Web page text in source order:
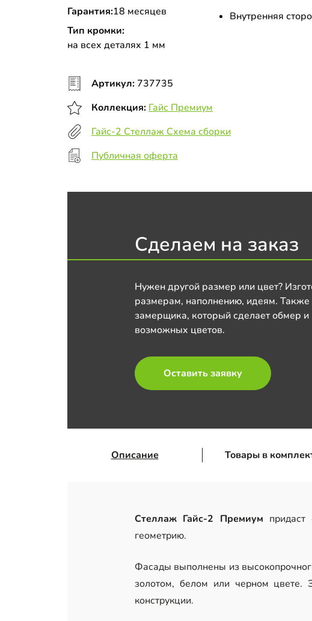
Гарантия:18 месяцев
Тип кромки:
на всех деталях 1 мм
Внутренняя
Артикул: 737735
Коллекция: Гайс Премиум
Гайс-2 Стеллаж Схема сборки
Публичная оферта
Сделаем на заказ
Нужен другой размер или цвет?
размерам, наполнению, идеям.
замерщика, который сделает обмер
возможных цветов.
Оставить заявку
Описание Товары в
Стеллаж Гайс-2 Премиум
геометрию.
Фасады выполнены из
золотом, белом или черном цвете.
конструкции.